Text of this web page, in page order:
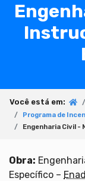
Você está em:
Programa de
Engenharia Civil -
Obra:
Específico –